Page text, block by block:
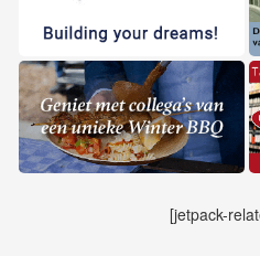
[jetpack-